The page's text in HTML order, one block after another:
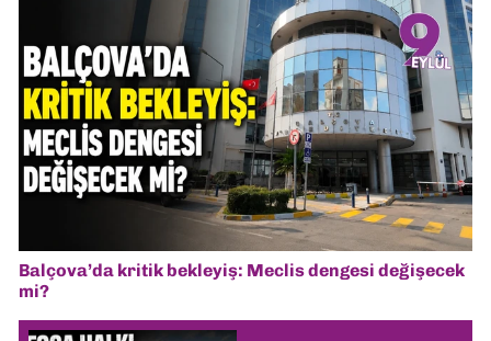
Balçova’da kritik bekleyiş: Meclis dengesi değişecek
mi?